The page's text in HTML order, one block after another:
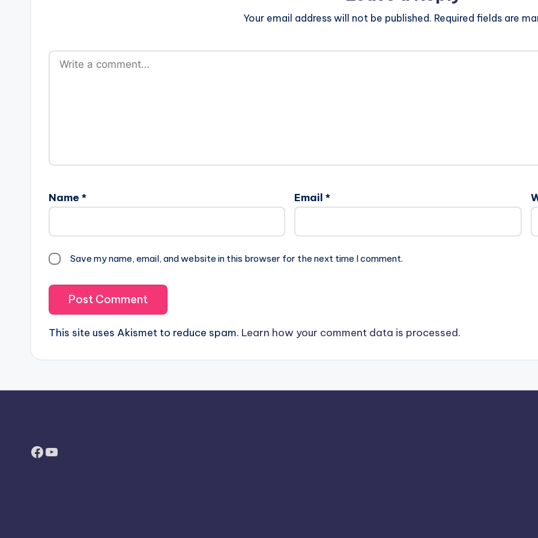
Your email address will not be published. Required fields are
Name * Email *
Save my name, email, and website in this browser for the next time I comment.
This site uses Akismet to reduce spam. Learn how your comment data is processed.
Facebook
YouTube